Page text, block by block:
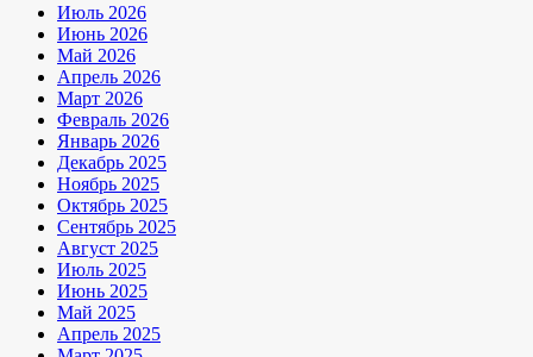
Июль 2026
Июнь 2026
Май 2026
Апрель 2026
Март 2026
Февраль 2026
Январь 2026
Декабрь 2025
Ноябрь 2025
Октябрь 2025
Сентябрь 2025
Август 2025
Июль 2025
Июнь 2025
Май 2025
Апрель 2025